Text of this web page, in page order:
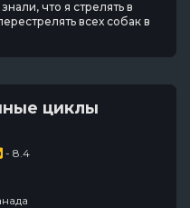
что я стрелять в
всех собак в
циклы
- 8.4